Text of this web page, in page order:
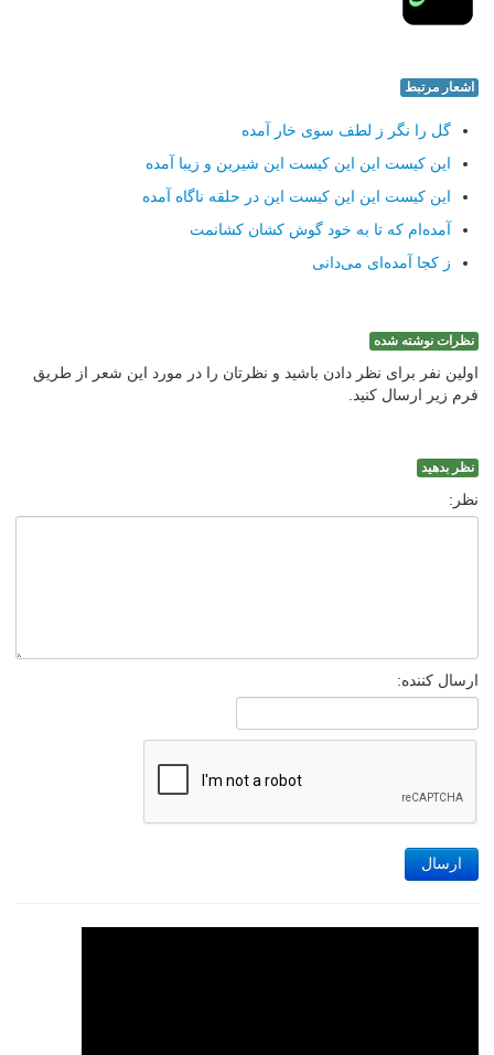
اشعار مرتبط
گل را نگر ز لطف سوی خار آمده
این كیست این این كیست این شیرین و زیبا آمده
این كیست این این كیست این در حلقه ناگاه آمده
آمده‌ام كه تا به خود گوش كشان كشانمت
ز كجا آمده‌ای می‌دانی
نظرات نوشته شده
اولین نفر برای نظر دادن باشید و نظرتان را در مورد این شعر از طریق
فرم زیر ارسال کنید.
نظر بدهید
نظر:
ارسال کننده:
ارسال